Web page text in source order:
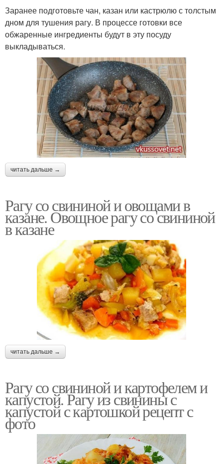
Заранее подготовьте чан, казан или кастрюлю с толстым
дном для тушения рагу. В процессе готовки все
обжаренные ингредиенты будут в эту посуду
выкладываться.
читать дальше →
Рагу со свининой и овощами в
казане. Овощное рагу со свининой
в казане
читать дальше →
Рагу со свининой и картофелем и
капустой. Рагу из свинины с
капустой с картошкой рецепт с
фото